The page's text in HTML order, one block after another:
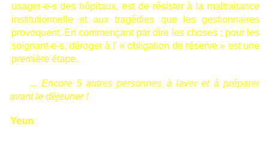
usager-e-s des hôpitaux, est de résister à la maltraitance
institutionnelle et aux tragédies que les gestionnaires
provoquent. En commençant par dire les choses ; pour les
soignant-e-s, déroger à l' « obligation de réserve » est une
première étape.
... Encore 5 autres personnes à laver et à préparer
avant le déjeuner !
Yeun